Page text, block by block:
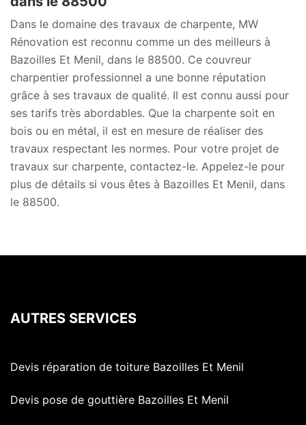
Dans le domaine des travaux de charpente, MW
Rénovation est reconnu comme un des meilleurs à
Bazoilles Et Menil, dans le 88500. Ce couvreur
charpentier professionnel a une bonne réputation
grâce à ses travaux de qualité. Il est connu aussi pour
ses tarifs très abordables. Que la charpente soit en
bois ou en métal, il est en mesure de réaliser des
travaux respectant les normes. Pour votre projet de
travaux sur charpente, contactez-le. Appelez-le pour
plus de détails si vous êtes à Bazoilles Et Menil, dans
le 88500.
AUTRES SERVICES
Devis réparation de toiture Bazoilles Et Menil
Devis pose de gouttière Bazoilles Et Menil